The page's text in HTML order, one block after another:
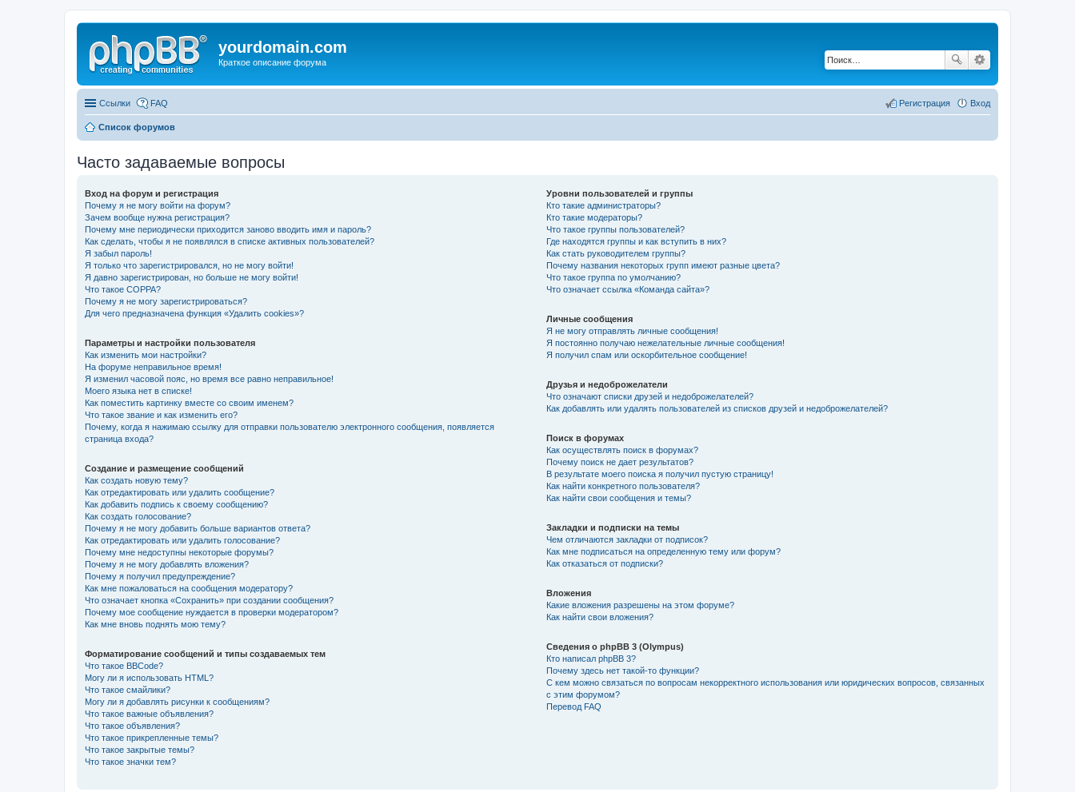
yourdomain.com
Краткое описание форума
Ссылки FAQ Вход
Регистрация
Список форумов
Часто задаваемые вопросы
Вход на форум и регистрация
Почему я не могу войти на форум?
Зачем вообще нужна регистрация?
Почему мне периодически приходится заново вводить имя и пароль?
Как сделать, чтобы я не появлялся в списке активных пользователей?
Я забыл пароль!
Я только что зарегистрировался, но не могу войти!
Я давно зарегистрирован, но больше не могу войти!
Что такое COPPA?
Почему я не могу зарегистрироваться?
Для чего предназначена функция «Удалить cookies»?
Параметры и настройки пользователя
Как изменить мои настройки?
На форуме неправильное время!
Я изменил часовой пояс, но время все равно неправильное!
Моего языка нет в списке!
Как поместить картинку вместе со своим именем?
Что такое звание и как изменить его?
Почему, когда я нажимаю ссылку для отправки пользователю электронного сообщения, появляется
страница входа?
Создание и размещение сообщений
Как создать новую тему?
Как отредактировать или удалить сообщение?
Как добавить подпись к своему сообщению?
Как создать голосование?
Почему я не могу добавить больше вариантов ответа?
Как отредактировать или удалить голосование?
Почему мне недоступны некоторые форумы?
Почему я не могу добавлять вложения?
Почему я получил предупреждение?
Как мне пожаловаться на сообщения модератору?
Что означает кнопка «Сохранить» при создании сообщения?
Почему мое сообщение нуждается в проверки модератором?
Как мне вновь поднять мою тему?
Форматирование сообщений и типы создаваемых тем
Что такое BBCode?
Могу ли я использовать HTML?
Что такое смайлики?
Могу ли я добавлять рисунки к сообщениям?
Что такое важные объявления?
Что такое объявления?
Что такое прикрепленные темы?
Что такое закрытые темы?
Что такое значки тем?
Уровни пользователей и группы
Кто такие администраторы?
Кто такие модераторы?
Что такое группы пользователей?
Где находятся группы и как вступить в них?
Как стать руководителем группы?
Почему названия некоторых групп имеют разные цвета?
Что такое группа по умолчанию?
Что означает ссылка «Команда сайта»?
Личные сообщения
Я не могу отправлять личные сообщения!
Я постоянно получаю нежелательные личные сообщения!
Я получил спам или оскорбительное сообщение!
Друзья и недоброжелатели
Что означают списки друзей и недоброжелателей?
Как добавлять или удалять пользователей из списков друзей и недоброжелателей?
Поиск в форумах
Как осуществлять поиск в форумах?
Почему поиск не дает результатов?
В результате моего поиска я получил пустую страницу!
Как найти конкретного пользователя?
Как найти свои сообщения и темы?
Закладки и подписки на темы
Чем отличаются закладки от подписок?
Как мне подписаться на определенную тему или форум?
Как отказаться от подписки?
Вложения
Какие вложения разрешены на этом форуме?
Как найти свои вложения?
Сведения о phpBB 3 (Olympus)
Кто написал phpBB 3?
Почему здесь нет такой-то функции?
С кем можно связаться по вопросам некорректного использования или юридических вопросов, связанных
с этим форумом?
Перевод FAQ